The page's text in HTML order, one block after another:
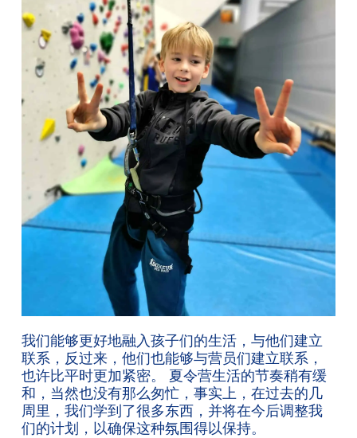
我们能够更好地融入孩子们的生活，与他们建立
联系，反过来，他们也能够与营员们建立联系，
也许比平时更加紧密。 夏令营生活的节奏稍有缓
和，当然也没有那么匆忙，事实上，在过去的几
周里，我们学到了很多东西，并将在今后调整我
们的计划，以确保这种氛围得以保持。